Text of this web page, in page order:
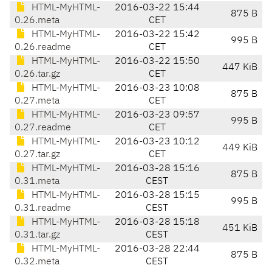
HTML-MyHTML-
0.26.meta
2016-03-22 15:44
CET
875 B
HTML-MyHTML-
0.26.readme
2016-03-22 15:42
CET
995 B
HTML-MyHTML-
0.26.tar.gz
2016-03-22 15:50
CET
447 KiB
HTML-MyHTML-
0.27.meta
2016-03-23 10:08
CET
875 B
HTML-MyHTML-
0.27.readme
2016-03-23 09:57
CET
995 B
HTML-MyHTML-
0.27.tar.gz
2016-03-23 10:12
CET
449 KiB
HTML-MyHTML-
0.31.meta
2016-03-28 15:16
CEST
875 B
HTML-MyHTML-
0.31.readme
2016-03-28 15:15
CEST
995 B
HTML-MyHTML-
0.31.tar.gz
2016-03-28 15:18
CEST
451 KiB
HTML-MyHTML-
0.32.meta
2016-03-28 22:44
CEST
875 B